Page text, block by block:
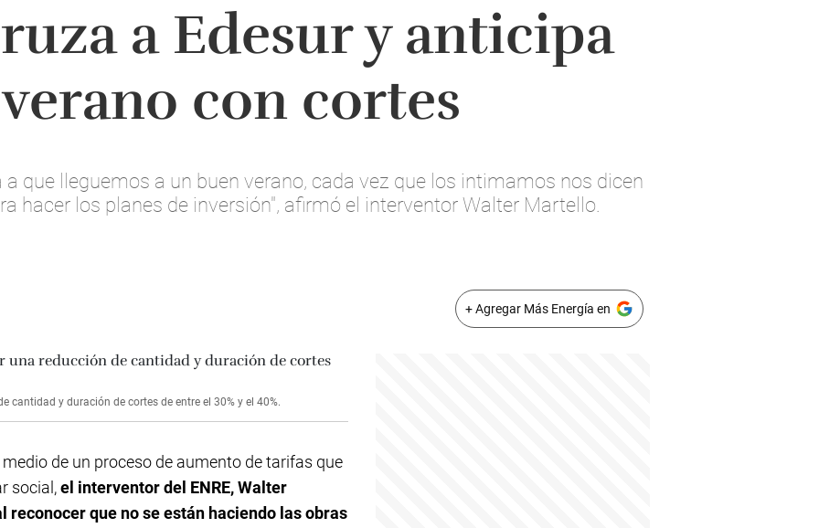
a Edesur y anticipa
con cortes
que lleguemos a un buen verano, cada vez que los intimamos nos dicen
hacer los planes de inversión", afirmó el interventor Walter Martello.
+ Agregar Más Energía en
cantidad y duración de cortes de entre el 30% y el 40%.
de un proceso de aumento de tarifas que
social,el interventor del ENRE, Walter
que no se están haciendo las obras